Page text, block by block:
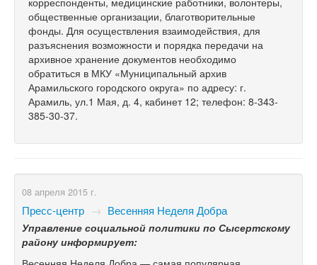
общественные организации, благотворительные
фонды. Для осуществления взаимодействия, для
разъяснения возможности и порядка передачи на
архивное хранение документов необходимо
обратиться в МКУ «Муниципальный архив
Арамильского городского округа» по адресу: г.
Арамиль, ул.1 Мая, д. 4, кабинет 12; телефон: 8-343-
385-30-37.
08 апреля 2015 г.
Пресс-центр → Весенняя Неделя Добра
Управление социальной политики по Сысертскому
району информирует: